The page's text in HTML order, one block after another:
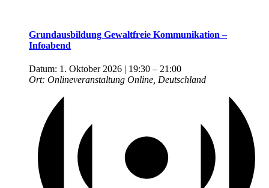
Grundausbildung Gewaltfreie Kommunikation –
Infoabend
Datum: 1. Oktober 2026 | 19:30 – 21:00
Ort: Onlineveranstaltung Online, Deutschland